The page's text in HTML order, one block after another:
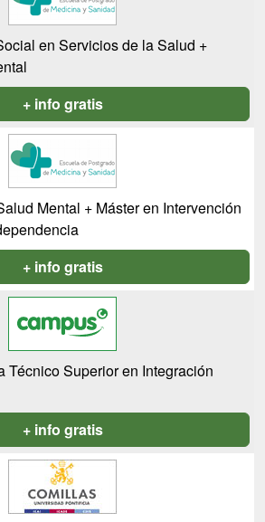
en Servicios de la Salud +
+ info gratis
Mental + Máster en Intervención
+ info gratis
Técnico Superior en Integración
+ info gratis